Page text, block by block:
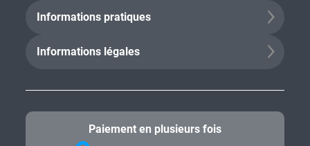
Informations pratiques
Informations légales
Paiement en plusieurs fois